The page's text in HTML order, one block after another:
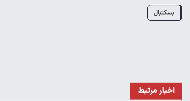
بسکتبال
اخبار مرتبط